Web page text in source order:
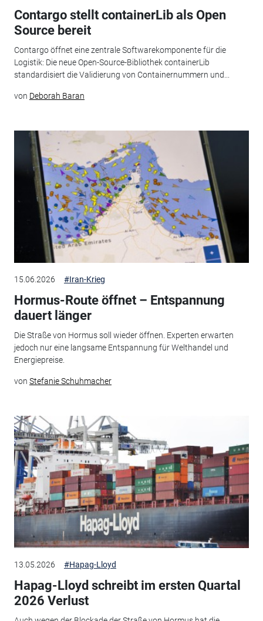
Contargo stellt containerLib als Open
Source bereit
Contargo öffnet eine zentrale Softwarekomponente für die
Logistik: Die neue Open-Source-Bibliothek containerLib
standardisiert die Validierung von Containernummern und...
von Deborah Baran
15.06.2026 #Iran-Krieg
Hormus-Route öffnet – Entspannung
dauert länger
Die Straße von Hormus soll wieder öffnen. Experten erwarten
jedoch nur eine langsame Entspannung für Welthandel und
Energiepreise.
von Stefanie Schuhmacher
13.05.2026 #Hapag-Lloyd
Hapag-Lloyd schreibt im ersten Quartal
2026 Verlust